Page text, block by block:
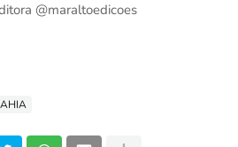
@maraltoedicoes